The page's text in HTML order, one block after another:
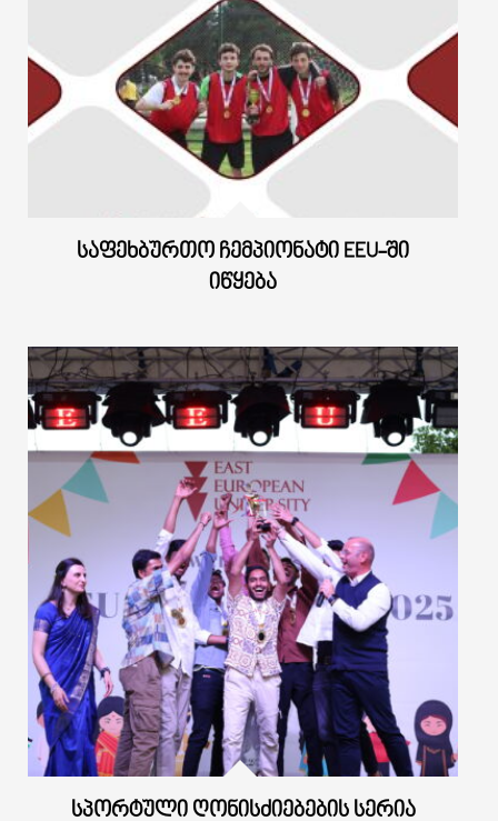
ᲡᲐᲤᲔᲮᲑᲣᲠᲗᲝ ᲩᲔᲛᲞᲘᲝᲜᲐᲢᲘ EEU-ᲨᲘ
ᲘᲬᲧᲔᲑᲐ
ᲡᲞᲝᲠᲢᲣᲚᲘ ᲦᲝᲜᲘᲡᲫᲘᲔᲑᲔᲑᲘᲡ ᲡᲔᲠᲘᲐ